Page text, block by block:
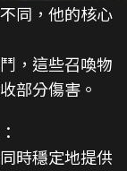
同，他的核心
，這些召喚物
部分傷害。
時穩定地提供